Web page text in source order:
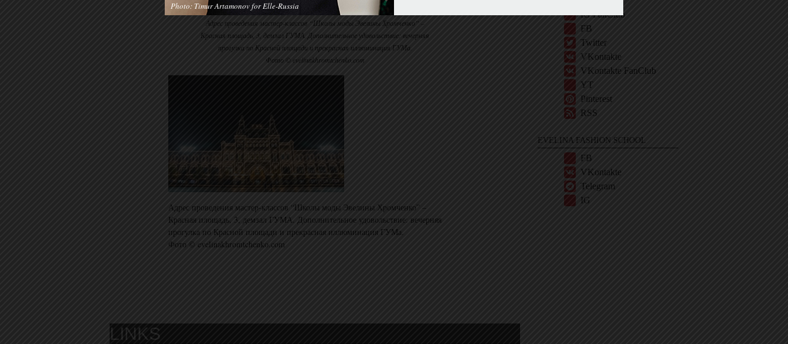
Адрес проведения мастер-классов “Школы моды Эвелины Хромченко” –
Красная площадь, 3, демзал ГУМА. Дополнительное удовольствие: вечерняя
прогулка по Красной площади и прекрасная иллюминация ГУМа.
Фото © evelinakhromtchenko.com
Адрес проведения мастер-классов “Школы моды Эвелины Хромченко” –
Красная площадь, 3, демзал ГУМА. Дополнительное удовольствие: вечерняя
прогулка по Красной площади и прекрасная иллюминация ГУМа.
Фото © evelinakhromtchenko.com
IG FanClub
FB
Twitter
VKontakte
VKontakte FanClub
YT
Pinterest
RSS
EVELINA FASHION SCHOOL
FB
VKontakte
Telegram
IG
LINKS
Photo: Timur Artamonov for Elle-Russia